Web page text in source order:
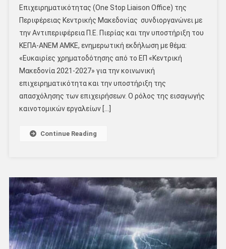
Επιχειρηματικότητας (One Stop Liaison Office) της
Περιφέρειας Κεντρικής Μακεδονίας συνδιοργανώνει με
την Αντιπεριφέρεια Π.Ε. Πιερίας και την υποστήριξη του
ΚΕΠΑ-ΑΝΕΜ ΑΜΚΕ, ενημερωτική εκδήλωση με θέμα:
«Ευκαιρίες χρηματοδότησης από το ΕΠ «Κεντρική
Μακεδονία 2021-2027» για την κοινωνική
επιχειρηματικότητα και την υποστήριξη της
απασχόλησης των επιχειρήσεων. Ο ρόλος της εισαγωγής
καινοτομικών εργαλείων […]
Continue Reading